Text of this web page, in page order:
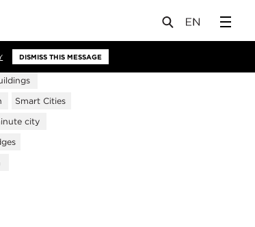
DISMISS THIS MESSAGE
Smart Cities
city